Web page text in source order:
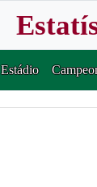
Estádio